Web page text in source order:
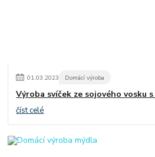
01.03.2023 Domácí výroba
Výroba svíček ze sojového vosku
číst celé